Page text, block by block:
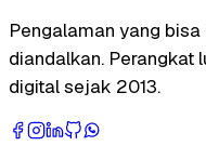
Pengalaman yang
diandalkan. Perangkat
digital sejak 2013.